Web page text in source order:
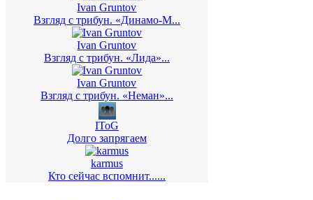
Ivan Gruntov
Взгляд с трибун. «Динамо-М...
Ivan Gruntov
Взгляд с трибун. «Лида»...
Ivan Gruntov
Взгляд с трибун. «Неман»...
IToG
Долго запрягаем
karmus
Кто сейчас вспомнит......